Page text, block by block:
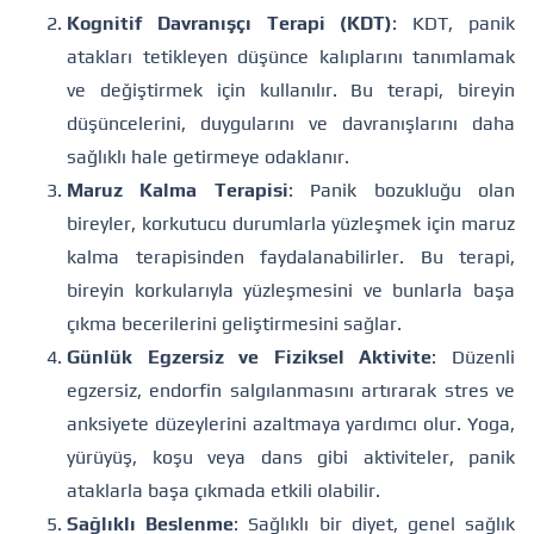
Kognitif Davranışçı Terapi (KDT): KDT, panik
atakları tetikleyen düşünce kalıplarını tanımlamak
ve değiştirmek için kullanılır. Bu terapi, bireyin
düşüncelerini, duygularını ve davranışlarını daha
sağlıklı hale getirmeye odaklanır.
Maruz Kalma Terapisi: Panik bozukluğu olan
bireyler, korkutucu durumlarla yüzleşmek için maruz
kalma terapisinden faydalanabilirler. Bu terapi,
bireyin korkularıyla yüzleşmesini ve bunlarla başa
çıkma becerilerini geliştirmesini sağlar.
Günlük Egzersiz ve Fiziksel Aktivite: Düzenli
egzersiz, endorfin salgılanmasını artırarak stres ve
anksiyete düzeylerini azaltmaya yardımcı olur. Yoga,
yürüyüş, koşu veya dans gibi aktiviteler, panik
ataklarla başa çıkmada etkili olabilir.
Sağlıklı Beslenme: Sağlıklı bir diyet, genel sağlık